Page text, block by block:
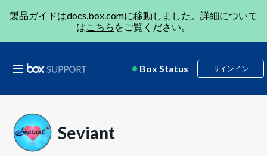
製品ガイドはdocs.box.comに移動しました。詳細について
はこちら をご覧ください。
Box Status サインイン
Seviant